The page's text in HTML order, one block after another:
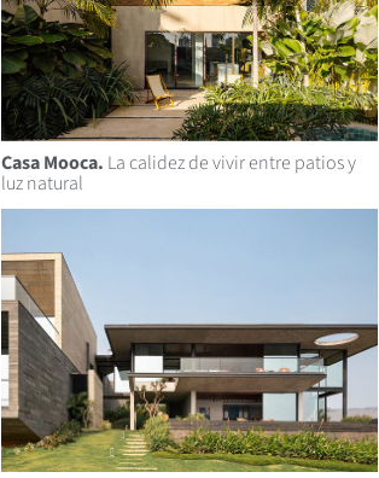
Casa Mooca. La calidez de vivir entre patios y
luz natural